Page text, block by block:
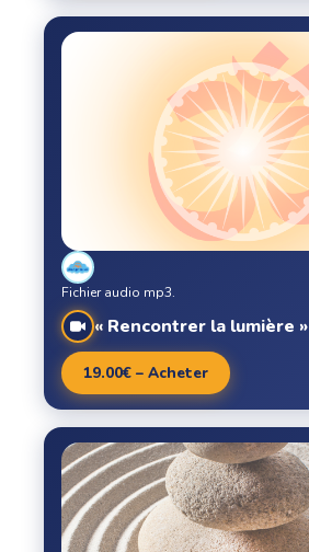
« Rencontrer la lumière »
Fichier audio mp3.
19.00€ – Acheter